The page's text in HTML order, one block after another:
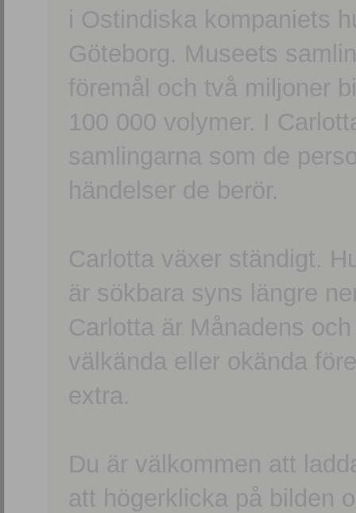
i Ostindiska kompaniets
Göteborg. Museets
föremål och två miljoner
100 000 volymer. I
samlingarna som de
händelser de berör.
Carlotta växer ständigt.
är sökbara syns längre
Carlotta är Månadens
välkända eller okända
extra.
Du är välkommen att
att högerklicka på bilden